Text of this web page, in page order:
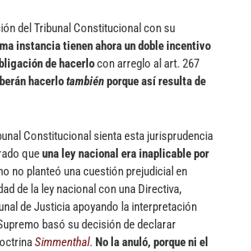
del Tribunal Constitucional con su
instancia tienen ahora un doble incentivo
de hacerlocon arreglo al art. 267
hacerlotambiénporque así resulta de
Constitucional sienta esta jurisprudencia
queuna ley nacional era inaplicable por
no planteó una cuestión prejudicial en
de la ley nacional con una Directiva,
de Justicia apoyando la interpretación
basó su decisión de declarar
Simmenthal. No la anuló, porque ni el